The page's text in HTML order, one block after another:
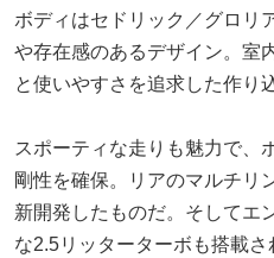
ボディはセドリック／グロリ
や存在感のあるデザイン。室
と使いやすさを追求した作り
スポーティな走りも魅力で、
剛性を確保。リアのマルチリ
新開発したものだ。そしてエ
な2.5リッターターボも搭載さ